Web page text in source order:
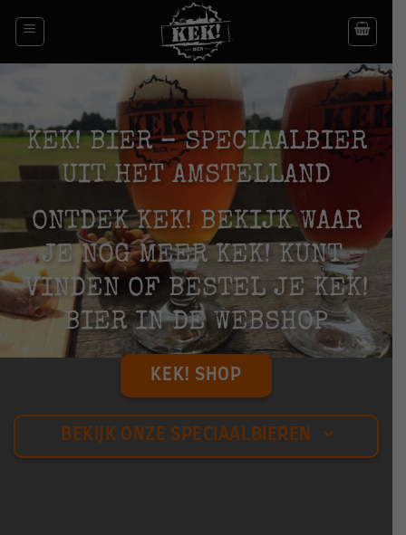
naar
KEK! BIER – SPECIAALBIER
UIT HET AMSTELLAND
ONTDEK KEK! BEKIJK WAAR
JENOG MEER KEK! KUNT
VINDEN OF BESTEL JE KEK!
BIER IN DE WEBSHOP
KEK! SHOP
BEKIJK ONZE SPECIAALBIEREN